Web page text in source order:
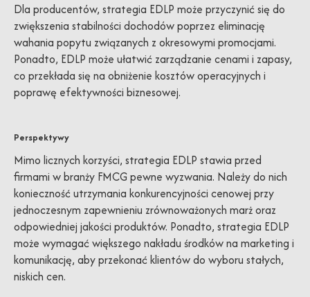
Dla producentów, strategia EDLP może przyczynić się do
zwiększenia stabilności dochodów poprzez eliminację
wahania popytu związanych z okresowymi promocjami.
Ponadto, EDLP może ułatwić zarządzanie cenami i zapasy,
co przekłada się na obniżenie kosztów operacyjnych i
poprawę efektywności biznesowej.
Perspektywy
Mimo licznych korzyści, strategia EDLP stawia przed
firmami w branży FMCG pewne wyzwania. Należy do nich
konieczność utrzymania konkurencyjności cenowej przy
jednoczesnym zapewnieniu zrównoważonych marż oraz
odpowiedniej jakości produktów. Ponadto, strategia EDLP
może wymagać większego nakładu środków na marketing i
komunikację, aby przekonać klientów do wyboru stałych,
niskich cen.